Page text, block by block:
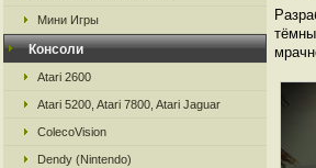
Мини Игры
Консоли
Atari 2600
Atari 5200, Atari 7800, Atari Jaguar
ColecoVision
Dendy (Nintendo)